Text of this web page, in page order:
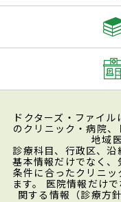
ドクターズ・ファイ
のクリニック・病院
地域
診療科目、行政区、
基本情報だけでなく
条件に合ったクリニ
ます。 医院情報だけ
関する情報（診療方